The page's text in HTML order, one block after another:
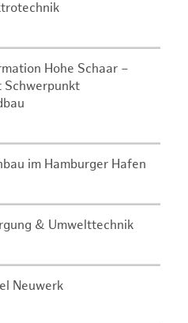
Hohe Schaar –
Schwerpunkt
im Hamburger Hafen
& Umwelttechnik
Neuwerk